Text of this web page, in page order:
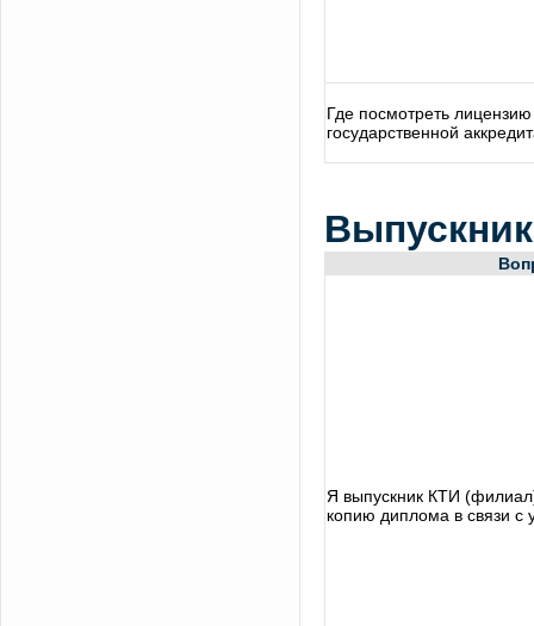
Где посмотреть
государственной
Я выпускник КТИ
копию диплома в связи с